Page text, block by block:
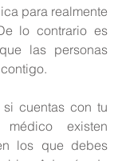
para realmente
lo contrario es
las personas
cuentas con tu
médico existen
los que debes